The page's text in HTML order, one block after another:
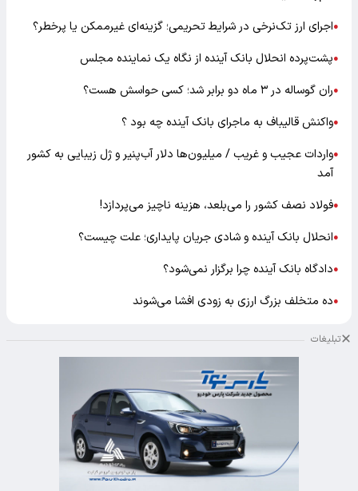
●اجرای ارز تک‌نرخی در شرایط تحریمی؛ گزینه‌ای غیرممکن یا پرخطر؟
●پشت‌پرده انحلال بانک آینده از نگاه یک نماینده مجلس
●ران گوساله در ۳ ماه دو برابر شد؛ کسی حواسش هست؟
●واکنش قالیباف به ماجرای بانک آینده چه بود ؟
●واردات عجیب و غریب / میلیون‌ها دلار آب‌پنیر و ژل زیبایی به کشور
آمد
●فولاد نصف کشور را می‌بلعد، هزینه ناچیز می‌پردازد!
●انحلال بانک آینده و شادی جریان پایداری؛ علت چیست؟
●دادگاه بانک آینده چرا برگزار نمی‌شود؟
●ده متخلف بزرگ ارزی به زودی افشا می‌شوند
تبلیغات